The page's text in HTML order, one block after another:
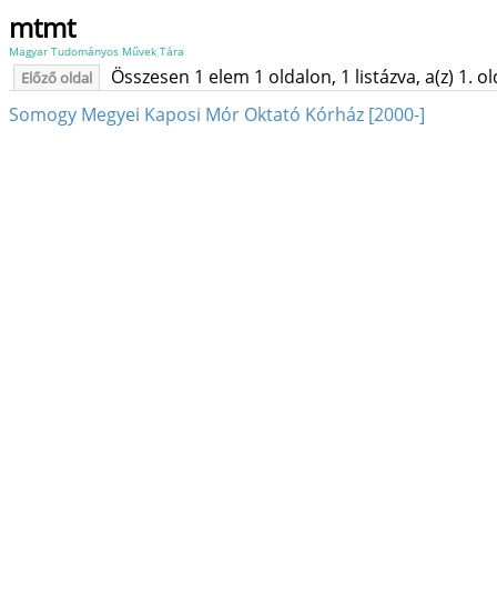
mtmt
Magyar Tudományos Művek Tára
Előző oldal
Összesen 1 elem 1 oldalon, 1 listázva, a(z) 1.
Somogy Megyei Kaposi Mór Oktató Kórház [2000-]